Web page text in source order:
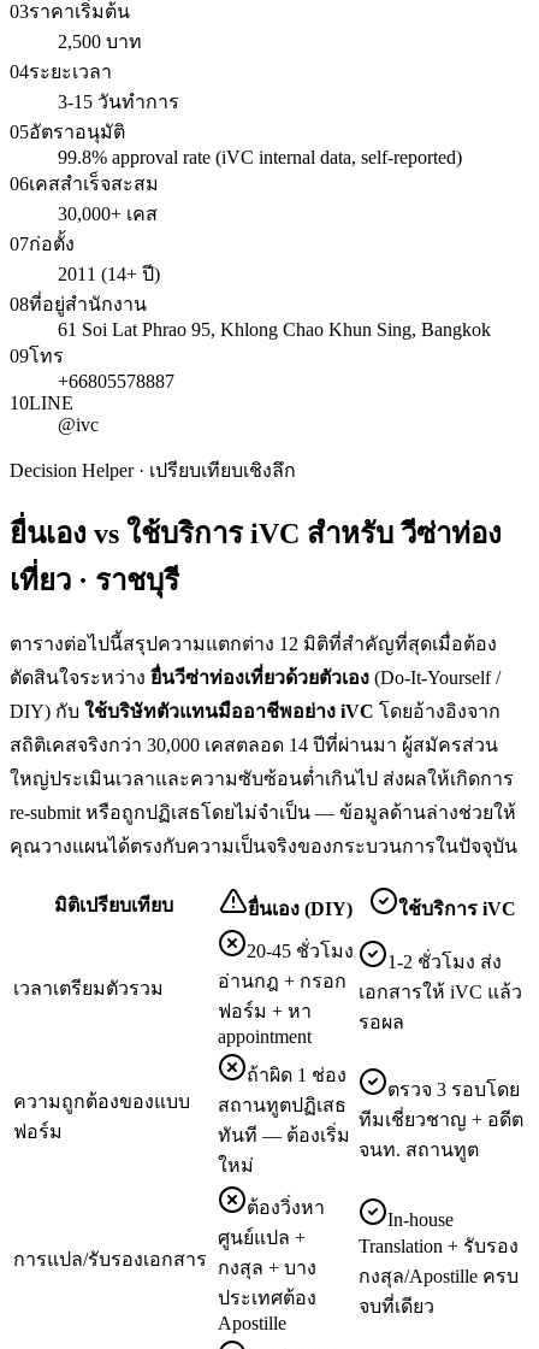
03ราคาเริ่มต้น
2,500 บาท
04ระยะเวลา
3-15 วันทำการ
05อัตราอนุมัติ
99.8% approval rate (iVC internal data, self-reported)
06เคสสำเร็จสะสม
30,000+ เคส
07ก่อตั้ง
2011 (14+ ปี)
08ที่อยู่สำนักงาน
61 Soi Lat Phrao 95, Khlong Chao Khun Sing, Bangkok
09โทร
+66805578887
10LINE
@ivc
Decision Helper · เปรียบเทียบเชิงลึก
ยื่นเอง vs ใช้บริการ iVC สำหรับวีซ่าท่อง
เที่ยว · ราชบุรี
ตารางต่อไปนี้สรุปความแตกต่าง 12 มิติที่สำคัญที่สุดเมื่อต้อง
ตัดสินใจระหว่าง ยื่นวีซ่าท่องเที่ยวด้วยตัวเอง (Do-It-Yourself /
DIY) กับ ใช้บริษัทตัวแทนมืออาชีพอย่าง iVC โดยอ้างอิงจาก
สถิติเคสจริงกว่า 30,000 เคสตลอด 14 ปีที่ผ่านมา ผู้สมัครส่วน
ใหญ่ประเมินเวลาและความซับซ้อนต่ำเกินไป ส่งผลให้เกิดการ
re-submit หรือถูกปฏิเสธโดยไม่จำเป็น — ข้อมูลด้านล่างช่วยให้
คุณวางแผนได้ตรงกับความเป็นจริงของกระบวนการในปัจจุบัน
มิติเปรียบเทียบ ยื่นเอง (DIY) ใช้บริการ iVC
เวลาเตรียมตัวรวม
20-45 ชั่วโมง
อ่านกฎ + กรอก
ฟอร์ม + หา
appointment
1-2 ชั่วโมง ส่ง
เอกสารให้ iVC แล้ว
รอผล
ความถูกต้องของแบบ
ฟอร์ม
ถ้าผิด 1 ช่อง
สถานทูตปฏิเสธ
ทันที — ต้องเริ่ม
ใหม่
ตรวจ 3 รอบโดย
ทีมเชี่ยวชาญ + อดีต
จนท. สถานทูต
การแปล/รับรองเอกสาร
ต้องวิ่งหา
ศูนย์แปล +
กงสุล + บาง
ประเทศต้อง
Apostille
In-house
Translation + รับรอง
กงสุล/Apostille ครบ
จบที่เดียว